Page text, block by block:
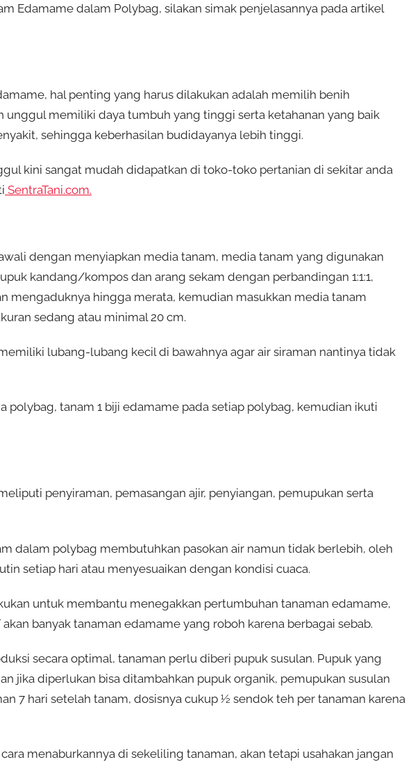
Edamame dalam Polybag, silakan simak penjelasannya pada artikel
hal penting yang harus dilakukan adalah memilih benih
unggul memiliki daya tumbuh yang tinggi serta ketahanan yang baik
sehingga keberhasilan budidayanya lebih tinggi.
kini sangat mudah didapatkan di toko-toko pertanian di sekitar anda
SentraTani.com.
dengan menyiapkan media tanam, media tanam yang digunakan
kandang/kompos dan arang sekam dengan perbandingan 1:1:1,
mengaduknya hingga merata, kemudian masukkan media tanam
sedang atau minimal 20 cm.
lubang-lubang kecil di bawahnya agar air siraman nantinya tidak
polybag, tanam 1 biji edamame pada setiap polybag, kemudian ikuti
penyiraman, pemasangan ajir, penyiangan, pemupukan serta
dalam polybag membutuhkan pasokan air namun tidak berlebih, oleh
setiap hari atau menyesuaikan dengan kondisi cuaca.
untuk membantu menegakkan pertumbuhan tanaman edamame,
banyak tanaman edamame yang roboh karena berbagai sebab.
secara optimal, tanaman perlu diberi pupuk susulan. Pupuk yang
jika diperlukan bisa ditambahkan pupuk organik, pemupukan susulan
7 hari setelah tanam, dosisnya cukup ½ sendok teh per tanaman karena
menaburkannya di sekeliling tanaman, akan tetapi usahakan jangan